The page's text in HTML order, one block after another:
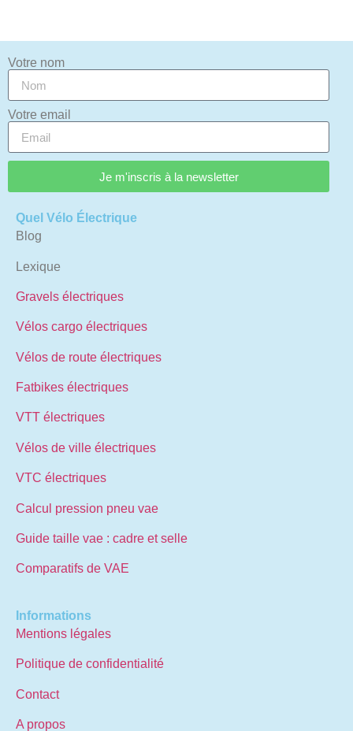
Votre nom
Votre email
Je m'inscris à la newsletter
Quel Vélo Électrique
Blog
Lexique
Gravels électriques
Vélos cargo électriques
Vélos de route électriques
Fatbikes électriques
VTT électriques
Vélos de ville électriques
VTC électriques
Calcul pression pneu vae
Guide taille vae : cadre et selle
Comparatifs de VAE
Informations
Mentions légales
Politique de confidentialité
Contact
A propos